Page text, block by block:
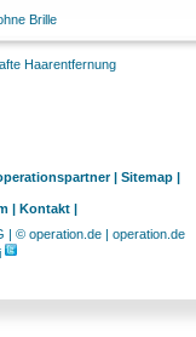
Brille
Haarentfernung
| Sitemap |
| Kontakt |
| © operation.de | operation.de